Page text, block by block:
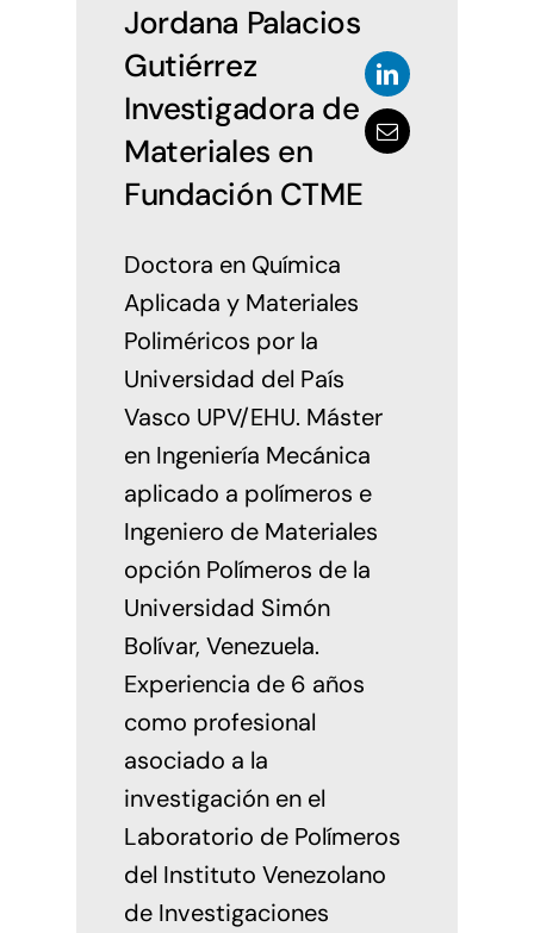
Jordana Palacios
Gutiérrez
Investigadora de
Materiales en
Fundación CTME
Doctora en Química
Aplicada y Materiales
Poliméricos por la
Universidad del País
Vasco UPV/EHU. Máster
en Ingeniería Mecánica
aplicado a polímeros e
Ingeniero de Materiales
opción Polímeros de la
Universidad Simón
Bolívar, Venezuela.
Experiencia de 6 años
como profesional
asociado a la
investigación en el
Laboratorio de Polímeros
del Instituto Venezolano
de Investigaciones